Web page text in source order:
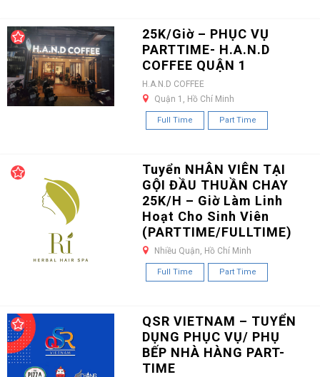
25K/Giờ – PHỤC VỤ
PARTTIME- H.A.N.D
COFFEE QUẬN 1
H.A.N.D COFFEE
Quận 1, Hồ Chí Minh
Full Time Part Time
Tuyển NHÂN VIÊN TẠI
GỘI ĐẦU THUẦN CHAY
25K/H – Giờ Làm Linh
Hoạt Cho Sinh Viên
(PARTTIME/FULLTIME)
Nhiều Quận, Hồ Chí Minh
Full Time Part Time
QSR VIETNAM – TUYỂN
DỤNG PHỤC VỤ/ PHỤ
BẾP NHÀ HÀNG PART-
TIME